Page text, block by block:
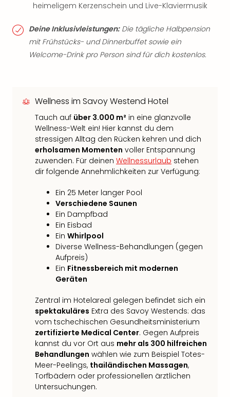
heimeligem Kerzenschein und Live-Klaviermusik
Deine Inklusivleistungen:Die tägliche Halbpension
mit Frühstücks- und Dinnerbuffet sowie ein
Welcome-Drink pro Person sind für dich kostenlos.
Wellness im Savoy Westend Hotel
Tauch auf über 3.000 m² in eine glanzvolle
Wellness-Welt ein! Hier kannst du dem
stressigen Alltag den Rücken kehren und dich
erholsamen Momenten voller Entspannung
zuwenden. Für deinen Wellnessurlaub stehen
dir folgende Annehmlichkeiten zur Verfügung:
Ein 25 Meter langer Pool
Verschiedene Saunen
Ein Dampfbad
Ein Eisbad
Ein Whirlpool
Diverse Wellness-Behandlungen (gegen
Aufpreis)
Ein Fitnessbereich mit modernen
Geräten
Zentral im Hotelareal gelegen befindet sich ein
spektakuläres Extra des Savoy Westends: das
vom tschechischen Gesundheitsministerium
zertifizierte Medical Center. Gegen Aufpreis
kannst du vor Ort aus mehr als 300 hilfreichen
Behandlungen wählen wie zum Beispiel Totes-
Meer-Peelings, thailändischen Massagen,
Torfbädern oder professionellen ärztlichen
Untersuchungen.